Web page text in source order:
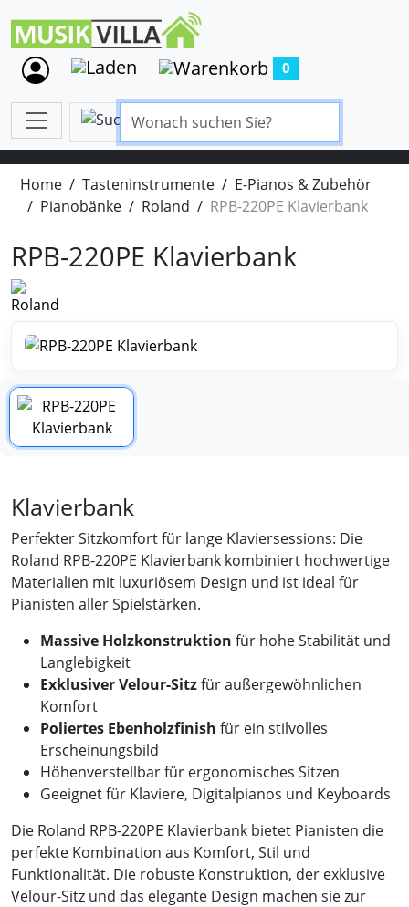
0
Home Tasteninstrumente
E-Pianos & Zubehör
Pianobänke
Roland RPB-220PE Klavierbank
RPB-220PE Klavierbank
Klavierbank
Perfekter Sitzkomfort für lange Klaviersessions: Die
Roland RPB-220PE Klavierbank kombiniert hochwertige
Materialien mit luxuriösem Design und ist ideal für
Pianisten aller Spielstärken.
Massive Holzkonstruktion für hohe Stabilität und
Langlebigkeit
Exklusiver Velour-Sitzfür außergewöhnlichen
Komfort
Poliertes Ebenholzfinish für ein stilvolles
Erscheinungsbild
Höhenverstellbar für ergonomisches Sitzen
Geeignet für Klaviere, Digitalpianos und Keyboards
Die Roland RPB-220PE Klavierbank bietet Pianisten die
perfekte Kombination aus Komfort, Stil und
Funktionalität. Die robuste Konstruktion, der exklusive
Velour-Sitz und das elegante Design machen sie zur